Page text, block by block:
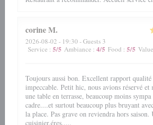
corineM
2026-08-02 - 19:30 - Guests 3
Service : 5/5 Ambiance : 4/5 Food : 5/5 Value
Toujours aussi bon. Excellent rapport
impeccable. Petit hic, nous avions réservé et
une table en terrasse, beaucoup moins
cadre....et surtout beaucoup plus bruyant
la place. Pas grave on reviendra hors
cuisinier.éres.....